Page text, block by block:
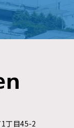
丁目45-2